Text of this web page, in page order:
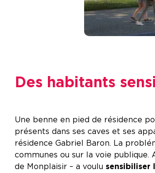
Des habitants
Une benne en pied de résidence
présents dans ses caves et ses
résidence Gabriel Baron. La
communes ou sur la voie
de Monplaisir – a voulu sensibiliser